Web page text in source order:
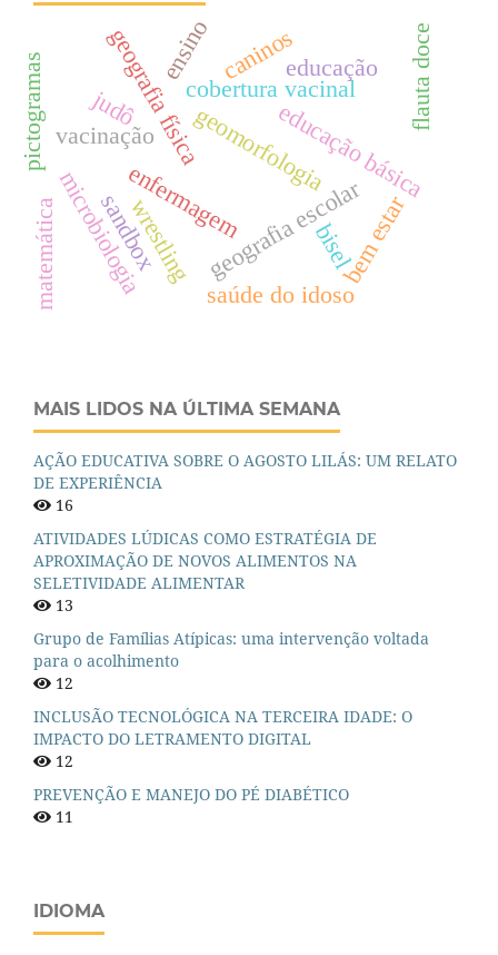
geografia físicageomorfologia
geografia escolar
sandbox
cobertura vacinal
enfermagem
vacinação
microbiologia
ensino
educação básica
bisel
flauta doce
matemática bem estar
pictogramas educação
judô
wrestling
saúde do idoso
caninos
MAIS LIDOS NA ÚLTIMA SEMANA
AÇÃO EDUCATIVA SOBRE O AGOSTO LILÁS: UM RELATO
DE EXPERIÊNCIA
16
ATIVIDADES LÚDICAS COMO ESTRATÉGIA DE
APROXIMAÇÃO DE NOVOS ALIMENTOS NA
SELETIVIDADE ALIMENTAR
13
Grupo de Famílias Atípicas: uma intervenção voltada
para o acolhimento
12
INCLUSÃO TECNOLÓGICA NA TERCEIRA IDADE: O
IMPACTO DO LETRAMENTO DIGITAL
12
PREVENÇÃO E MANEJO DO PÉ DIABÉTICO
11
IDIOMA